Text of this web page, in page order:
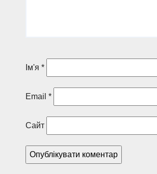
Ім'я *
Email *
Сайт